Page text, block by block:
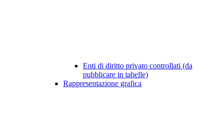
Enti di diritto privato controllati (da
pubblicare in tabelle)
Rappresentazione grafica